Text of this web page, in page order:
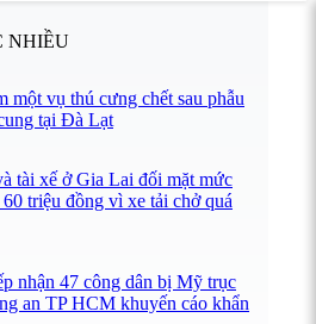
NHIỀU
một vụ thú cưng chết sau phẫu
tại Đà Lạt
tài xế ở Gia Lai đối mặt mức
60 triệu đồng vì xe tải chở quá
nhận 47 công dân bị Mỹ trục
an TP HCM khuyến cáo khẩn